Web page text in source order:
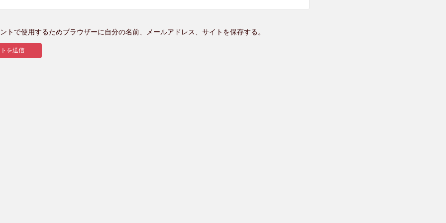
トで使用するためブラウザーに自分の名前、メールアドレス、サイトを保存する。